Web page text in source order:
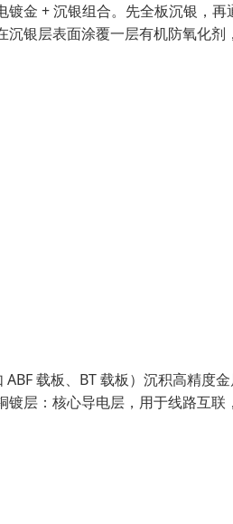
金 + 沉银组合。先全板沉银，
银层表面涂覆一层有机防氧化
载板、BT 载板）沉积高精度
层：核心导电层，用于线路互联